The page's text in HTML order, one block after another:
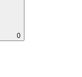
0